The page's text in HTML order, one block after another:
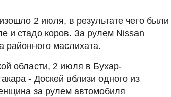
2 июля, в результате чего были
и стадо коров. За рулем Nissan
районного маслихата.
области, 2 июля в Бухар-
- Доскей вблизи одного из
за рулем автомобиля